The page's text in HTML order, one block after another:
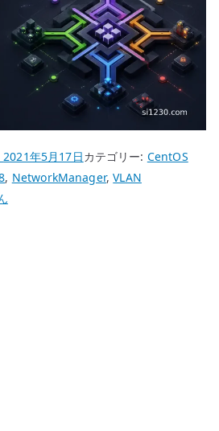
2021年5月17日カテゴリー: CentOS
, NetworkManager,VLAN